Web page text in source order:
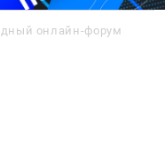
онлайн-форум